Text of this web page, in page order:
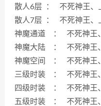
散人6层 ： 不死神王、
散人7层 ： 不死神王、
神魔通道 ： 不死神王
神魔大陆 ： 不死神王
神魔空间 ： 不死神王
三级时装 ： 不死神王
四级时装 ： 不死神王
五级时装 ： 不死神王